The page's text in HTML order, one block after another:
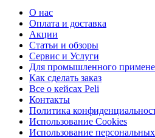
О нас
Оплата и доставка
Акции
Статьи и обзоры
Сервис и Услуги
Для промышленного
Как сделать заказ
Все о кейсах Peli
Контакты
Политика
Использование Cookies
Использование